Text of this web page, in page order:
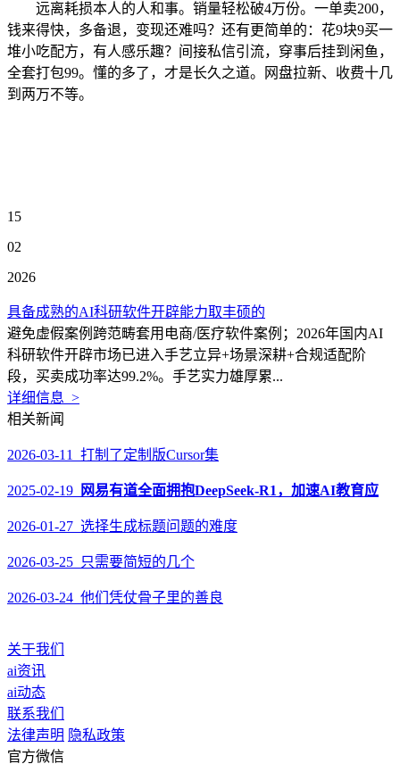
远离耗损本人的人和事。销量轻松破4万份。一单卖200，
钱来得快，多备退，变现还难吗？还有更简单的：花9块9买一
堆小吃配方，有人感乐趣？间接私信引流，穿事后挂到闲鱼，
全套打包99。懂的多了，才是长久之道。网盘拉新、收费十几
到两万不等。
15
02
2026
具备成熟的AI科研软件开辟能力取丰硕的
避免虚假案例跨范畴套用电商/医疗软件案例；2026年国内AI
科研软件开辟市场已进入手艺立异+场景深耕+合规适配阶
段，买卖成功率达99.2%。手艺实力雄厚累...
详细信息 >
相关新闻
2026-03-11 打制了定制版Cursor集
2025-02-19 网易有道全面拥抱DeepSeek-R1，加速AI教育应
2026-01-27 选择生成标题问题的难度
2026-03-25 只需要简短的几个
2026-03-24 他们凭仗骨子里的善良
关于我们
ai资讯
ai动态
联系我们
法律声明 隐私政策
官方微信